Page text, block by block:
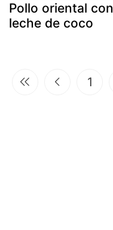
Pollo oriental con
leche de coco
1